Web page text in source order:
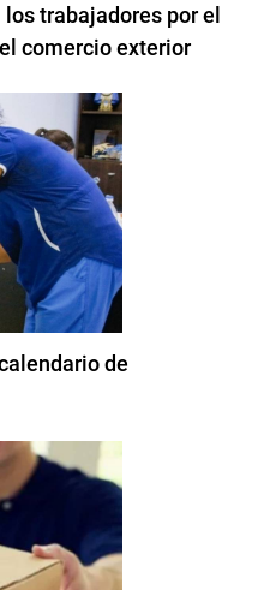
trabajadores por el
comercio exterior
de